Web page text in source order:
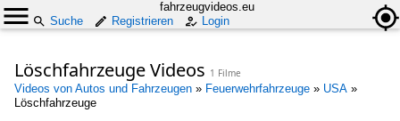
fahrzeugvideos.eu
Suche
Registrieren Login
Löschfahrzeuge Videos 1 Filme
Videos von Autos und Fahrzeugen » Feuerwehrfahrzeuge » USA »
Löschfahrzeuge